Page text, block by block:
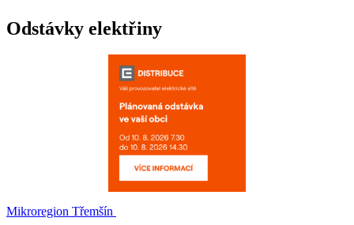
Odstávky elektřiny
Mikroregion Třemšín